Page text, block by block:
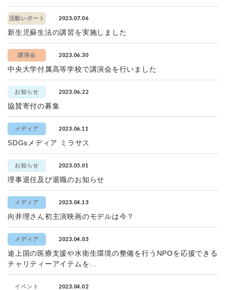
活動レポート 2023.07.06
新生児蘇生法の講習を実施しました
講演会 2023.06.30
中央大学付属高等学校で講演会を行いました
お知らせ 2023.06.22
協賛寄付の募集
メディア 2023.06.11
SDGsメディア ミラサス
お知らせ 2023.05.01
理事退任及び退職のお知らせ
メディア 2023.04.13
向井理さん初主演映画のモデルは今？
メディア 2023.04.03
途上国の医療支援や水衛生環境の整備を行うNPOを応援できる
チャリティーアイテムを...
イベント 2023.04.02